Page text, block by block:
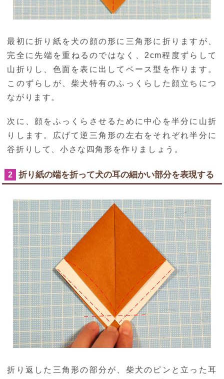
最初に折り紙を犬の顔の形に三角形に折りますが、
完全に先端を重ねるのではなく、2cm程度ずらして
山折りし、色面を表に出してベース型を作ります。
このずらしが、柴犬特有のふっくらした顔立ちにつ
ながります。
次に、顔をふっくらさせるために中心を半分に山折
りします。広げて逆三角形の左右をそれぞれ半分に
谷折りして、小さな四角形を作りましょう。
2 折り紙の端を折って犬の耳の細かい部分を表現する
折り返した三角形の部分が、柴犬のピンと立った耳